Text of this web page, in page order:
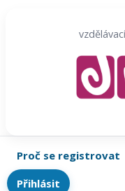
Proč se registrovat
Přihlásit